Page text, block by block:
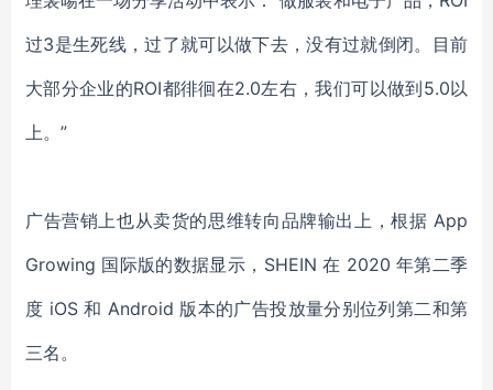
过3是生死线，过了就可以做下去，没有过就倒闭。目前
大部分企业的ROI都徘徊在2.0左右，我们可以做到5.0以
上。”
广告营销上也从卖货的思维转向品牌输出上，根据 App
Growing 国际版的数据显示，SHEIN 在 2020 年第二季
度 iOS 和 Android 版本的广告投放量分别位列第二和第
三名。